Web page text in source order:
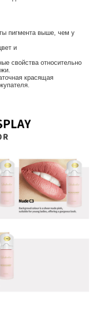
пигмента выше, чем у
и
свойства относительно
красящая